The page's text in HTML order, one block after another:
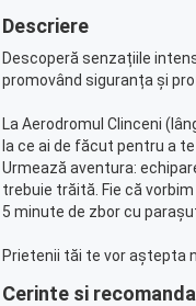
Descriere
Descoperă senzațiile
promovând siguranța și
La Aerodromul Clinceni
la ce ai de făcut pentru a
Urmează aventura:
trebuie trăită. Fie că
5 minute de zbor cu
Prietenii tăi te vor aștepta
Cerinte si